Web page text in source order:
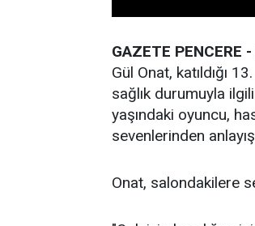
GAZETE PENCERE -
Gül Onat, katıldığı
sağlık durumuyla
yaşındaki oyuncu,
sevenlerinden
Onat, salondakilere